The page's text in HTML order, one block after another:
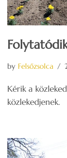
by Felsőzsolca
Kérik a
közlekedjenek.